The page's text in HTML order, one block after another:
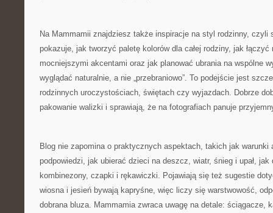
Na Mammamii znajdziesz także inspiracje na styl rodzinny, czyli
pokazuje, jak tworzyć paletę kolorów dla całej rodziny, jak łączyć
mocniejszymi akcentami oraz jak planować ubrania na wspólne
wyglądać naturalnie, a nie „przebraniowo”. To podejście jest
rodzinnych uroczystościach, świętach czy wyjazdach. Dobrze
pakowanie walizki i sprawiają, że na fotografiach panuje
Blog nie zapomina o praktycznych aspektach, takich jak warunki
podpowiedzi, jak ubierać dzieci na deszcz, wiatr, śnieg i upał, jak
kombinezony, czapki i rękawiczki. Pojawiają się też sugestie
wiosna i jesień bywają kapryśne, więc liczy się warstwowość,
dobrana bluza. Mammamia zwraca uwagę na detale: ściągacze,